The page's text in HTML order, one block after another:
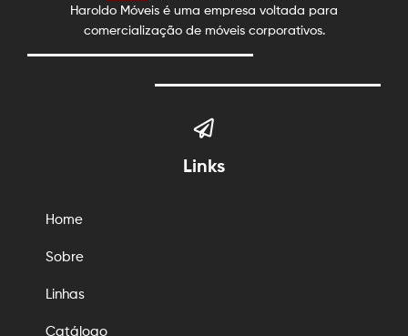
Haroldo Móveis é uma empresa voltada para
comercialização de móveis corporativos.
Links
Home
Sobre
Linhas
Catálogo